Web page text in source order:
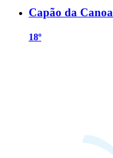
Capão da Canoa
18º